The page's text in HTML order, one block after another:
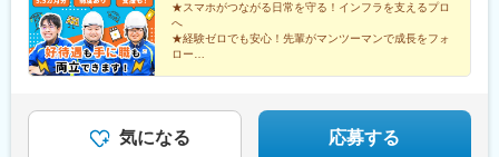
★スマホがつながる日常を守る！インフラを支えるプロ
へ
★経験ゼロでも安心！先輩がマンツーマンで成長をフォ
ロー
気になる 応募する